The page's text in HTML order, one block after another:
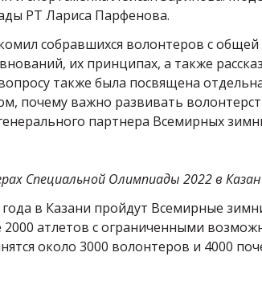
РТ Лариса Парфенова.
собравшихся волонтеров с
их принципах, а также
также была посвящена
почему важно развивать
партнера Всемирных
Специальной Олимпиады 2022 в
года в Казани пройдут Всемирные
атлетов с ограниченными
около 3000 волонтеров и 4000